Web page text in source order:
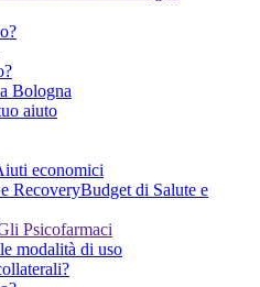
Bologna
aiuto
economici
Budget di Salute e
Psicofarmaci
modalità di uso